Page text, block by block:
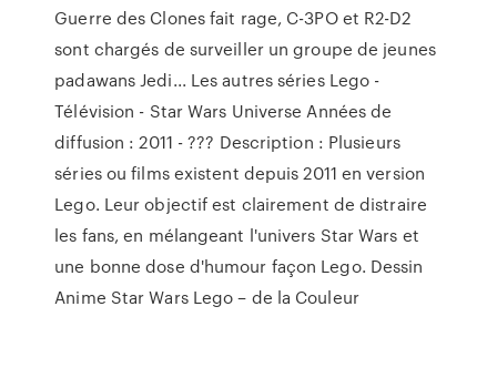
Guerre des Clones fait rage, C-3PO et R2-D2
sont chargés de surveiller un groupe de jeunes
padawans Jedi... Les autres séries Lego -
Télévision - Star Wars Universe Années de
diffusion : 2011 - ??? Description : Plusieurs
séries ou films existent depuis 2011 en version
Lego. Leur objectif est clairement de distraire
les fans, en mélangeant l'univers Star Wars et
une bonne dose d'humour façon Lego. Dessin
Anime Star Wars Lego – de la Couleur